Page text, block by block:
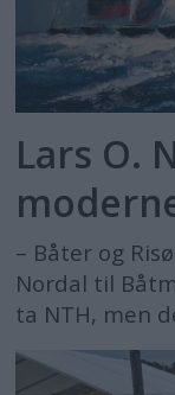
Lars O.
– Båter og
Nordal til
ta NTH, men